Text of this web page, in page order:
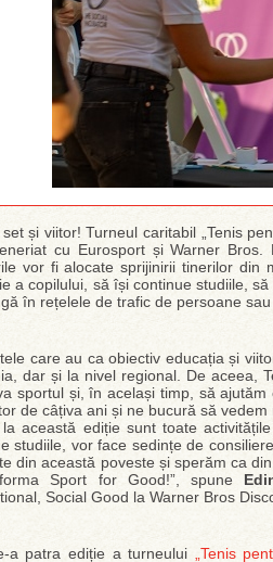
și viitor! Turneul caritabil „Tenis
cu Eurosport și Warner
vor fi alocate sprijinirii tinerilor
a copilului, să își continue studiile,
în rețelele de trafic de persoane
care au ca obiectiv educația și
dar și la nivel regional. De aceea,
sportul și, în același timp, să
de câțiva ani și ne bucură să
la această ediție sunt toate
studiile, vor face sedințe de
din această poveste și sperăm ca
Sport for Good!”, spune
Social Good la Warner Bros
a patra ediție a turneului „Tenis